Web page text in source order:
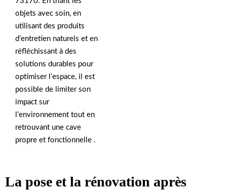
objets avec soin, en
utilisant des produits
d’entretien naturels et en
réfléchissant à des
solutions durables pour
optimiser l’espace, il est
possible de limiter son
impact sur
l’environnement tout en
retrouvant une cave
propre et fonctionnelle .
La pose et la rénovation après